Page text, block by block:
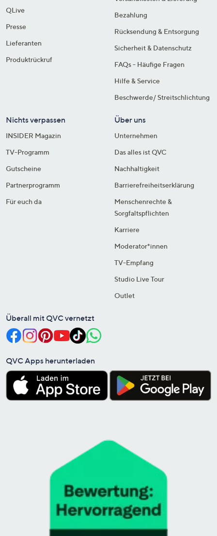
QLive
Presse
Lieferanten
Produktrückruf
Bezahlung
Rücksendung & Entsorgung
Sicherheit & Datenschutz
FAQs - Häufige Fragen
Hilfe & Service
Beschwerde/ Streitschlichtung
Nichts verpassen
INSIDER Magazin
TV-Programm
Gutscheine
Partnerprogramm
Für euch da
Über uns
Unternehmen
Das alles ist QVC
Nachhaltigkeit
Barrierefreiheitserklärung
Menschenrechte &
Sorgfaltspflichten
Karriere
Moderator*innen
TV-Empfang
Studio Live Tour
Outlet
Überall mit QVC vernetzt
QVC Apps herunterladen